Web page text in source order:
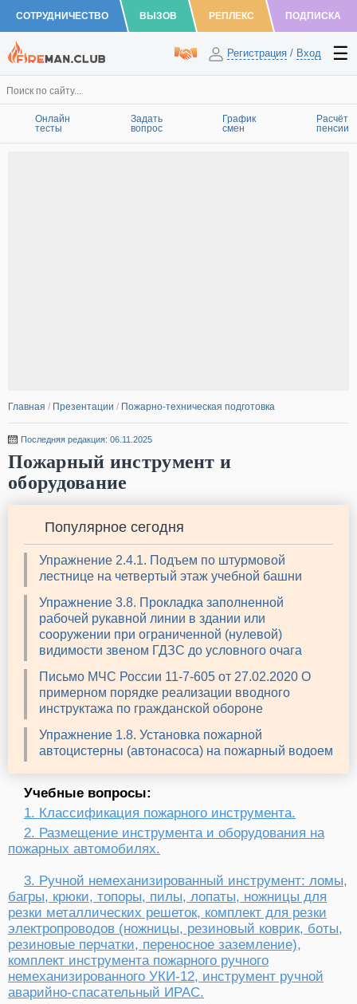
СОТРУДНИЧЕСТВО ВЫЗОВ РЕПЛЕКС ПОДПИСКА
Регистрация / Вход
Онлайн
тесты
Задать
вопрос
График
смен
Расчёт
пенсии
Главная / Презентации / Пожарно-техническая подготовка
Последняя редакция: 06.11.2025
Пожарный инструмент и
оборудование
Популярное сегодня
Упражнение 2.4.1. Подъем по штурмовой
лестнице на четвертый этаж учебной башни
Упражнение 3.8. Прокладка заполненной
рабочей рукавной линии в здании или
сооружении при ограниченной (нулевой)
видимости звеном ГДЗС до условного очага
Письмо МЧС России 11-7-605 от 27.02.2020 О
примерном порядке реализации вводного
инструктажа по гражданской обороне
Упражнение 1.8. Установка пожарной
автоцистерны (автонасоса) на пожарный водоем
Учебные вопросы:
1.​ Классификация пожарного инструмента.
2.​ Размещение инструмента и оборудования на
пожарных автомобилях.
3.​ Ручной немеханизированный инструмент: ломы,
багры, крюки, топоры, пилы, лопаты, ножницы для
резки металлических решеток, комплект для резки
электропроводов (ножницы, резиновый коврик, боты,
резиновые перчатки, переносное заземление),
комплект инструмента пожарного ручного
немеханизированного УКИ-12, инструмент ручной
аварийно-спасательный ИРАС.